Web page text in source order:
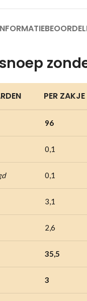
PER
96
0,1
0,1
3,1
2,6
35,5
3